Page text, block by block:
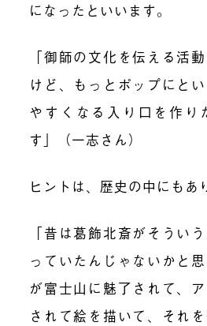
になったといいます。
「御師の文化を伝える活
けど、もっとポップにと
やすくなる入り口を作り
す」（一志さん）
ヒントは、歴史の中にもあ
「昔は葛飾北斎がそうい
っていたんじゃないかと
が富士山に魅了されて、
されて絵を描いて、それ